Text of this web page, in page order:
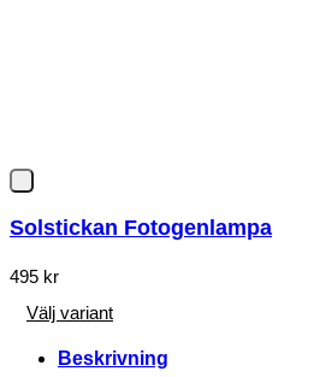
Solstickan Fotogenlampa
495 kr
Välj variant
här
Beskrivning